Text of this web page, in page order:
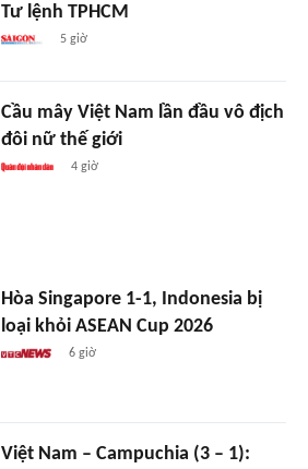
Tư lệnh TPHCM
5 giờ
Cầu mây Việt Nam lần đầu vô địch
đôi nữ thế giới
4 giờ
Hòa Singapore 1-1, Indonesia bị
loại khỏi ASEAN Cup 2026
6 giờ
Việt Nam – Campuchia (3 – 1):